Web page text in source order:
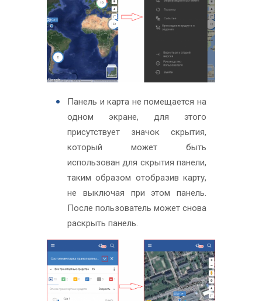
Панель и карта не помещается на
одном экране, для этого
присутствует значок скрытия,
который может быть
использован для скрытия панели,
таким образом отобразив карту,
не выключая при этом панель.
После пользователь может снова
раскрыть панель.